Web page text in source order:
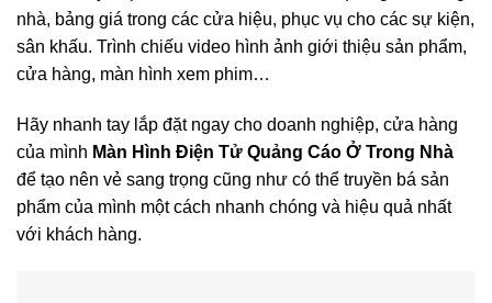
nhà, bảng giá trong các cửa hiệu, phục vụ cho các sự kiện,
sân khấu. Trình chiếu video hình ảnh giới thiệu sản phẩm,
cửa hàng, màn hình xem phim…
Hãy nhanh tay lắp đặt ngay cho doanh nghiệp, cửa hàng
của mình Màn Hình Điện Tử Quảng Cáo Ở Trong Nhà
để tạo nên vẻ sang trọng cũng như có thể truyền bá sản
phẩm của mình một cách nhanh chóng và hiệu quả nhất
với khách hàng.